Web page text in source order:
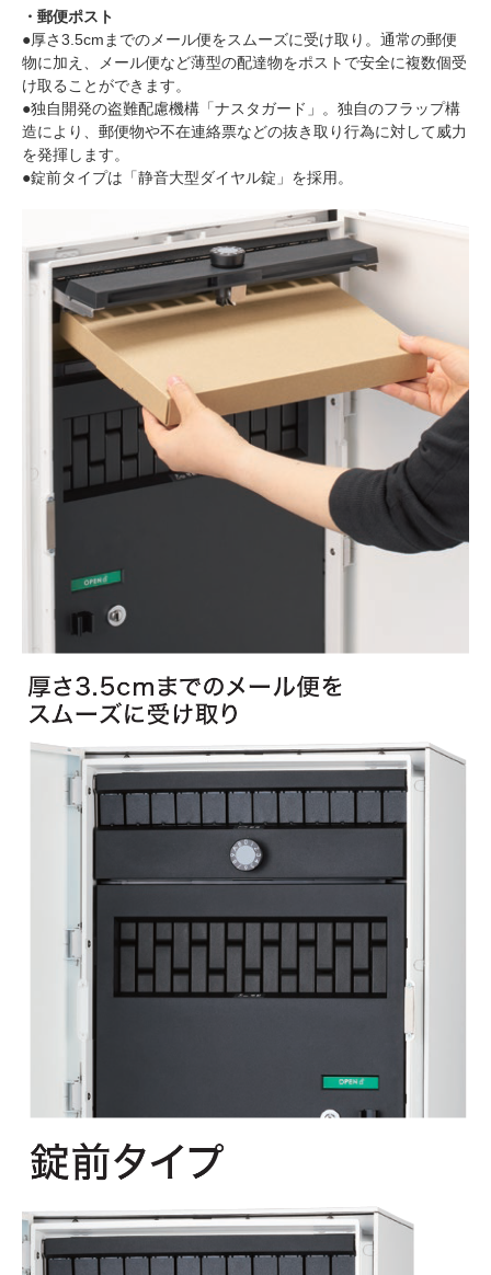
・郵便ポスト
●厚さ3.5cmまでのメール便をスムーズに受け取り。通常の郵便
物に加え、メール便など薄型の配達物をポストで安全に複数個受
け取ることができます。
●独自開発の盗難配慮機構「ナスタガード」。独自のフラップ構
造により、郵便物や不在連絡票などの抜き取り行為に対して威力
を発揮します。
●錠前タイプは「静音大型ダイヤル錠」を採用。